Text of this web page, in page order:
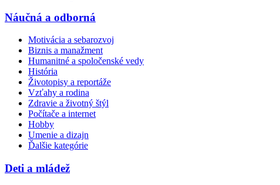
Náučná a odborná
Motivácia a sebarozvoj
Biznis a manažment
Humanitné a spoločenské vedy
História
Životopisy a reportáže
Vzťahy a rodina
Zdravie a životný štýl
Počítače a internet
Hobby
Umenie a dizajn
Ďalšie kategórie
Deti a mládež